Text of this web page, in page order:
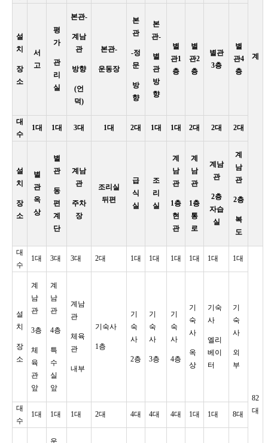
계
설
치
장
소
서
고
평
가
관
리
실
본관-
계남
관
방향
(언
덕)
본관-
운동장
본
관
-정
문
방
향
본
관-
별
관
방
향
별
관1
층
별
관2
층
별관
3층
별
관4
층
대
수
1대 1대 3대 1대 2대 1대 1대 2대 2대 2대
설
치
장
소
별
관
옥
상
별
관
동
편
계
단
계남
관
주차
장
조리실
뒤편
급
식
실
조
리
실
계
남
관
1층
현
관
계
남
관
1층
통
로
계남
관
2층
자습
실
계
남
관
2층
복
도
대
수
1대 3대 3대 2대 1대 1대 1대 1대 1대 1대
82
대
설
치
장
소
계
남
관
3층
체
육
관
앞
계
남
관
4층
특
수
실
앞
계남
관
체육
관
내부
기숙사
1층
기
숙
사
2층
기
숙
사
3층
기
숙
사
4층
기
숙
사
옥
상
기숙
사
엘리
베이
터
기
숙
사
외
부
대
수
1대 1대 1대 2대 4대 4대 4대 1대 1대 8대
운